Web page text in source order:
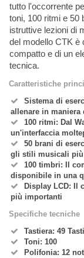
tutto l'occorrente
toni, 100 ritmi e 50
istruttive lezioni di
del modello CTK è
compatto e di un
tecnica.
Caratteristiche
Sistema di
allenare in maniera
100 ritmi: Dal
un'interfaccia
50 brani di
gli stili musicali più
100 timbri: Il
disponibile in una
Display LCD: Il
più importanti
Specifiche tecniche
Tastiera: 49
Toni: 100
Polifonia: 12